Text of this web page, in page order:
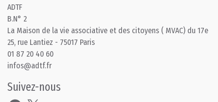
ADTF
B.N° 2
La Maison de la vie associative et des citoyens ( MVAC) du 17e
25, rue Lantiez - 75017 Paris
01 87 20 40 60
infos@adtf.fr
Suivez-nous